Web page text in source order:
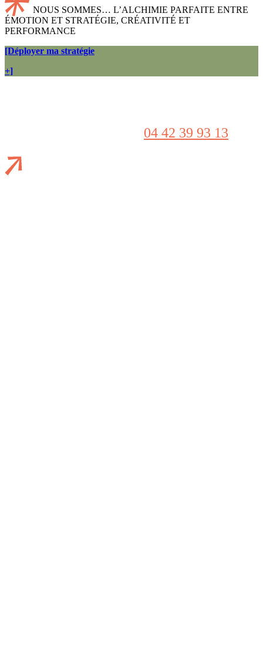
NOUS SOMMES… L’ALCHIMIE PARFAITE ENTRE
ÉMOTION ET STRATÉGIE, CRÉATIVITÉ ET
PERFORMANCE
[Déployer ma stratégie
+]
04 42 39 93 13